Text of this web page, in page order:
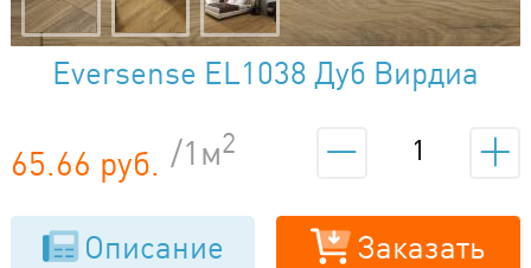
Eversense EL1038 Дуб Вирдиа
натуральный
65.66 руб. /1м2
Описание Заказать